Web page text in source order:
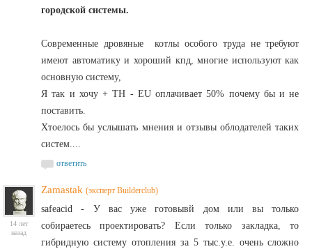
городской системы.
Современные дровяные котлы особого труда не требуют
имеют автоматику и хороший кпд, многие используют как
основную систему,
Я так и хочу + ТН - EU оплачивает 50% почему бы и не
поставить.
Хтоелось бы услышать мнения и отзывы облодателей таких
систем....
ответить
14 лет
назад
Zamastak (эксперт Builderclub)
safeacid - У вас уже готовывй дом или вы только
собираетесь проектировать? Если только закладка, то
гибридную систему отопления за 5 тыс.у.е. очень сложно